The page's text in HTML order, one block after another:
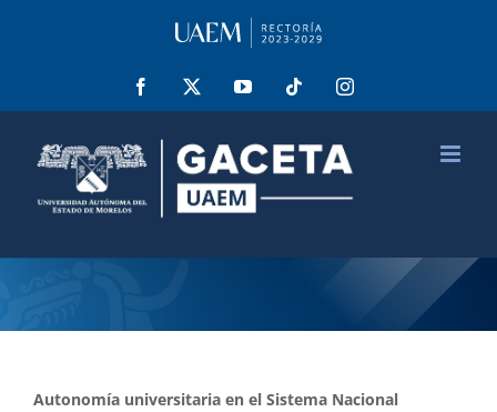
Facebook YouTube Tiktok Instagram
Autonomía universitaria en el Sistema Nacional